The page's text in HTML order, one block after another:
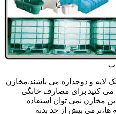
لایه و دوجداره می باشند.مخازن
می کنید برای مصارف خانگی
مخازن نمی توان استفاده
بیش از حد بدنه